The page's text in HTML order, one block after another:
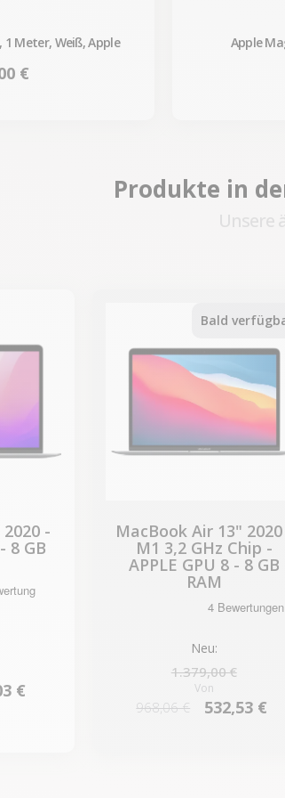
1 Meter, Weiß, Apple
€
Apple
Produkte in
Unsere
-
8 GB
€
Bald
MacBook Air 13"
M1 3,2 GHz Chip -
APPLE GPU 8 - 8 GB
RAM
Neu:
1.379,00 €
Von
968,06 € 532,53 €